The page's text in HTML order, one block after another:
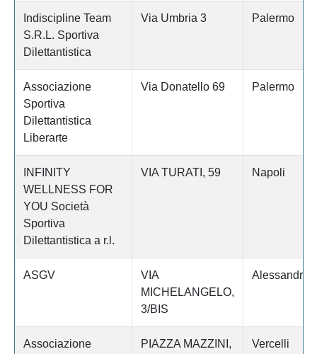
Indiscipline Team
S.R.L. Sportiva
Dilettantistica
Via Umbria 3 Palermo
Associazione
Sportiva
Dilettantistica
Liberarte
Via Donatello 69 Palermo
INFINITY
WELLNESS FOR
YOU Società
Sportiva
Dilettantistica a r.l.
VIA TURATI, 59 Napoli
ASGV
VIA
MICHELANGELO,
3/BIS
Alessandria
Associazione
PIAZZA MAZZINI,
Vercelli